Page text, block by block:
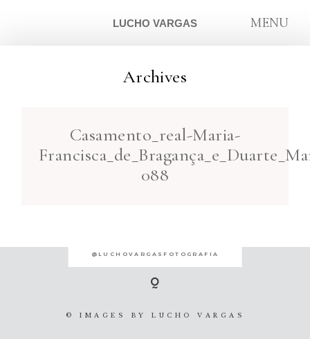
LUCHO VARGAS MENU
Archives
Casamento_real-Maria-
088
SOBRE
@LUCHOVARGASFOTOGRAFIA
© IMAGES BY LUCHO VARGAS